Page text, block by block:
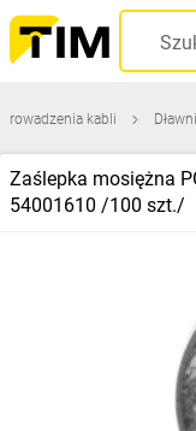
kabli
Zaślepka mosiężna
54001610 /100 szt./